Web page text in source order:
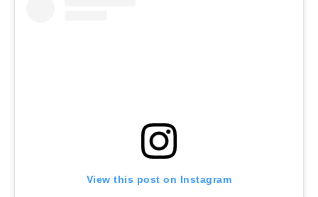
View this post on Instagram